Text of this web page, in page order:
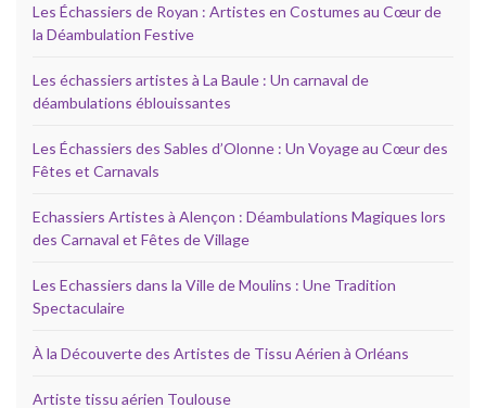
Les Échassiers de Royan : Artistes en Costumes au Cœur de
la Déambulation Festive
Les échassiers artistes à La Baule : Un carnaval de
déambulations éblouissantes
Les Échassiers des Sables d’Olonne : Un Voyage au Cœur des
Fêtes et Carnavals
Echassiers Artistes à Alençon : Déambulations Magiques lors
des Carnaval et Fêtes de Village
Les Echassiers dans la Ville de Moulins : Une Tradition
Spectaculaire
À la Découverte des Artistes de Tissu Aérien à Orléans
Artiste tissu aérien Toulouse